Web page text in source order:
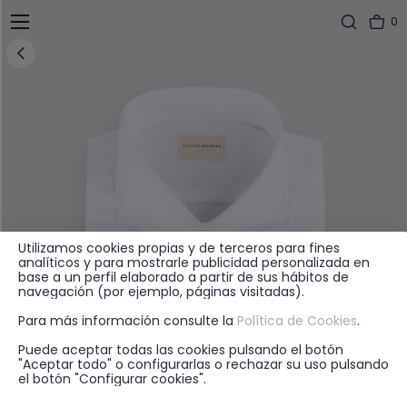
0
Utilizamos cookies propias y de terceros para fines
analíticos y para mostrarle publicidad personalizada en
base a un perfil elaborado a partir de sus hábitos de
navegación (por ejemplo, páginas visitadas).
Para más información consulte la Política de Cookies.
Puede aceptar todas las cookies pulsando el botón
"Aceptar todo" o configurarlas o rechazar su uso pulsando
el botón "Configurar cookies".